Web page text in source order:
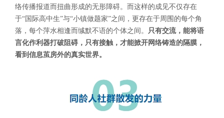
络传播报道而扭曲形成的无形障碍。而这样的成见不仅存在
于“国际高中生”与“小镇做题家”之间，更存在于周围的每个角
落，每个萍水相逢而缄默不语的个体之间。 只有交流，能将语
言化作利器打破阻碍，只有接触，才能掀开网络铸造的隔膜，
看到信息茧房外的真实世界。